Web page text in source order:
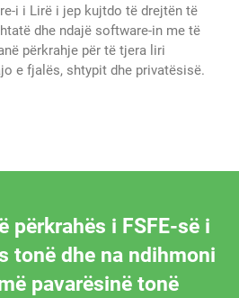
i i Lirë i jep kujtdo të drejtën të
dhe ndajë software-in me të
përkrahje për të tjera liri
e fjalës, shtypit dhe privatësisë.
përkrahës i FSFE-së i
tonë dhe na ndihmoni
pavarësinë tonë